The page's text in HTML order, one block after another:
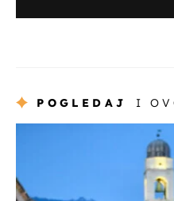
POGLEDAJ I